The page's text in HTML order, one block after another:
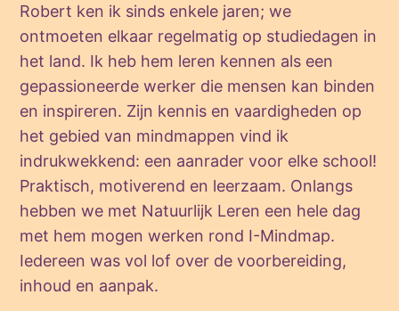
Robert ken ik sinds enkele jaren; we
ontmoeten elkaar regelmatig op studiedagen in
het land. Ik heb hem leren kennen als een
gepassioneerde werker die mensen kan binden
en inspireren. Zijn kennis en vaardigheden op
het gebied van mindmappen vind ik
indrukwekkend: een aanrader voor elke school!
Praktisch, motiverend en leerzaam. Onlangs
hebben we met Natuurlijk Leren een hele dag
met hem mogen werken rond I-Mindmap.
Iedereen was vol lof over de voorbereiding,
inhoud en aanpak.